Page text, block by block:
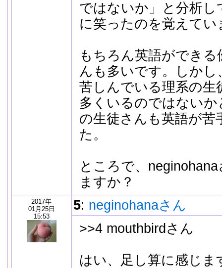
ではないか」と分析
に笑ったのを覚えてい
もちろん英語ができ
んも多いです。しか
苦しんでいる理系の生
多くいるのではない
の生徒さんも英語が苦
た。
ところで、
ますか？
2017年
01月25日
15:53
5: neginohanaさん
>>4 mouthbirdさん
はい、足し算に感じま